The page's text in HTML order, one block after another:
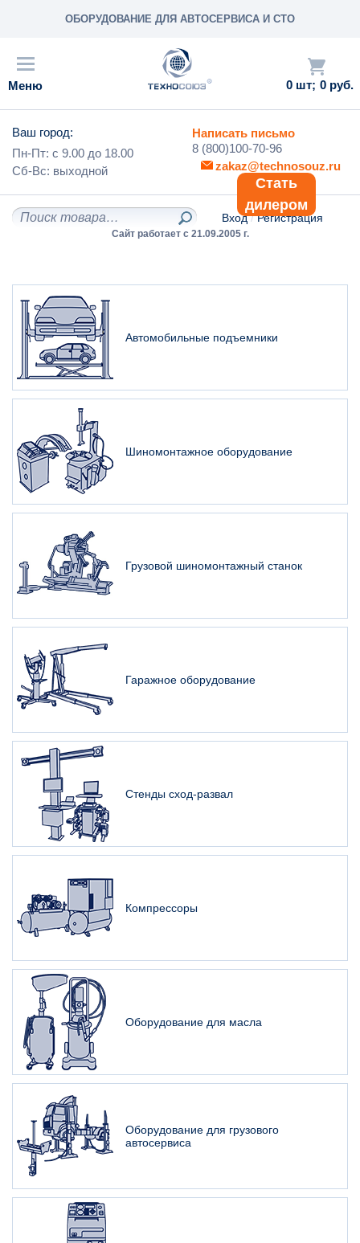
ОБОРУДОВАНИЕ ДЛЯ АВТОСЕРВИСА И СТО
Ваш город:
Пн-Пт: с 9.00 до 18.00
Сб-Вс: выходной
Вход/Регистрация
Сайт работает с 21.09.2005 г.
Написать письмо
8 (800)100-70-96
zakaz@technosouz.ru
Стать
дилером
0 0 руб.
Автомобильные подъемники
Шиномонтажное оборудование
Грузовой шиномонтажный станок
Гаражное оборудование
Стенды сход-развал
Компрессоры
Оборудование для масла
Оборудование для грузового
автосервиса